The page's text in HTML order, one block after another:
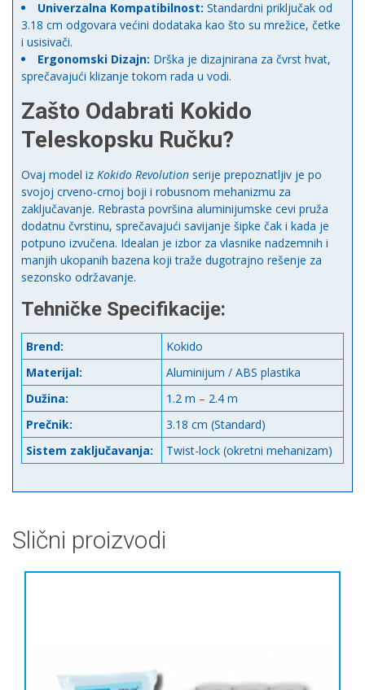
Univerzalna Kompatibilnost: Standardni priključak od
3.18 cm odgovara većini dodataka kao što su mrežice, četke
i usisivači.
Ergonomski Dizajn: Drška je dizajnirana za čvrst hvat,
sprečavajući klizanje tokom rada u vodi.
Zašto Odabrati Kokido
Teleskopsku Ručku?
Ovaj model iz Kokido Revolution serije prepoznatljiv je po
svojoj crveno-crnoj boji i robusnom mehanizmu za
zaključavanje. Rebrasta površina aluminijumske cevi pruža
dodatnu čvrstinu, sprečavajući savijanje šipke čak i kada je
potpuno izvučena. Idealan je izbor za vlasnike nadzemnih i
manjih ukopanih bazena koji traže dugotrajno rešenje za
sezonsko održavanje.
Tehničke Specifikacije:
Brend:
Kokido
Materijal:
Aluminijum / ABS plastika
Dužina:
1.2 m – 2.4 m
Prečnik:
3.18 cm (Standard)
Sistem zaključavanja:
Twist-lock (okretni mehanizam)
Slični proizvodi